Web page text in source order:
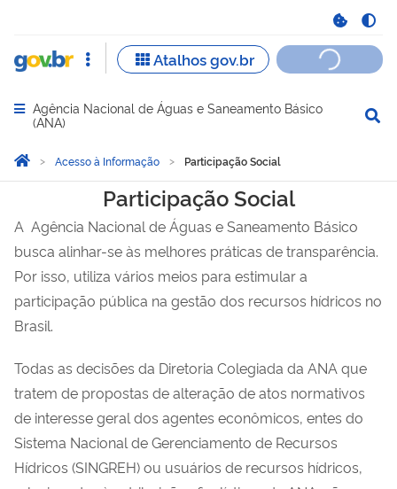
Abrir menu principal de navegação
Agência Nacional de Águas e Saneamento Básico
(ANA)
Você está aqui:
Página Inicial
Acesso à Informação Participação Social
Participação Social
Participação Social
A Agência Nacional de Águas e Saneamento Básico
busca alinhar-se às melhores práticas de transparência.
Por isso, utiliza vários meios para estimular a
participação pública na gestão dos recursos hídricos no
Brasil.
Todas as decisões da Diretoria Colegiada da ANA que
tratem de propostas de alteração de atos normativos
de interesse geral dos agentes econômicos, entes do
Sistema Nacional de Gerenciamento de Recursos
Hídricos (SINGREH) ou usuários de recursos hídricos,